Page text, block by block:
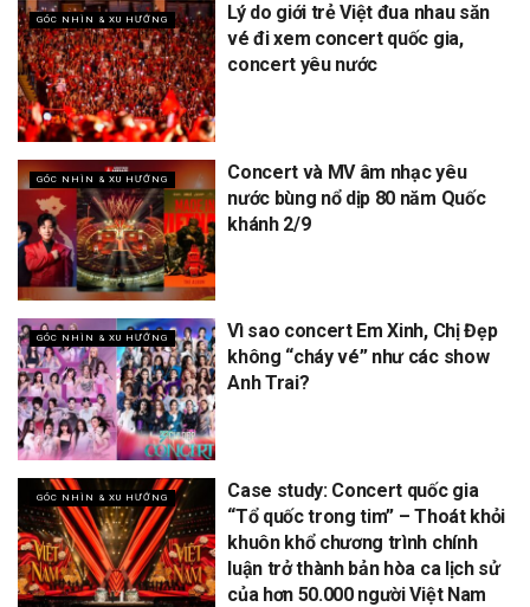
GÓC NHÌN & XU HƯỚNG
Lý do giới trẻ Việt đua nhau săn
vé đi xem concert quốc gia,
concert yêu nước
GÓC NHÌN & XU HƯỚNG
Concert và MV âm nhạc yêu
nước bùng nổ dịp 80 năm Quốc
khánh 2/9
GÓC NHÌN & XU HƯỚNG
Vì sao concert Em Xinh, Chị Đẹp
không “cháy vé” như các show
Anh Trai?
GÓC NHÌN & XU HƯỚNG
Case study: Concert quốc gia
“Tổ quốc trong tim” – Thoát khỏi
khuôn khổ chương trình chính
luận trở thành bản hòa ca lịch sử
của hơn 50.000 người Việt Nam